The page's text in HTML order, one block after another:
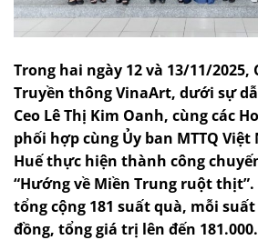
Trong hai ngày 12 và 13/11/2025,
Truyền thông VinaArt, dưới sự
Ceo Lê Thị Kim Oanh, cùng các
phối hợp cùng Ủy ban MTTQ
Huế thực hiện thành công
“Hướng về Miền Trung ruột
tổng cộng 181 suất quà, mỗi
đồng, tổng giá trị lên đến